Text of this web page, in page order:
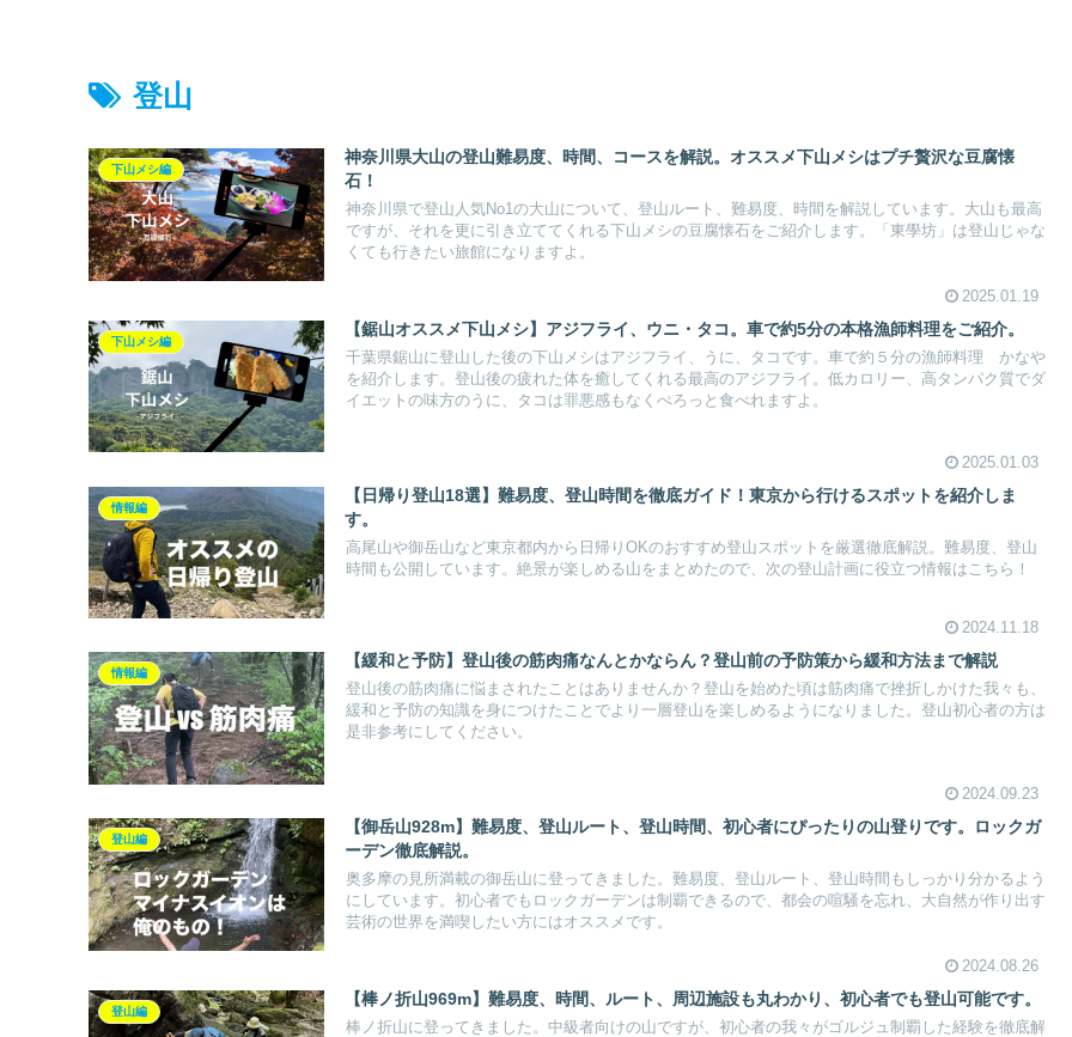
登山
下山メシ編
神奈川県大山の登山難易度、時間、コースを解説。オススメ下山メシはプチ贅沢な豆腐懐
石！
神奈川県で登山人気No1の大山について、登山ルート、難易度、時間を解説しています。大山も最高
ですが、それを更に引き立ててくれる下山メシの豆腐懐石をご紹介します。「東學坊」は登山じゃな
くても行きたい旅館になりますよ。
2025.01.19
下山メシ編
【鋸山オススメ下山メシ】アジフライ、ウニ・タコ。車で約5分の本格漁師料理をご紹介。
千葉県鋸山に登山した後の下山メシはアジフライ、うに、タコです。車で約５分の漁師料理 かなや
を紹介します。登山後の疲れた体を癒してくれる最高のアジフライ。低カロリー、高タンパク質でダ
イエットの味方のうに、タコは罪悪感もなくぺろっと食べれますよ。
2025.01.03
情報編
【日帰り登山18選】難易度、登山時間を徹底ガイド！東京から行けるスポットを紹介しま
す。
高尾山や御岳山など東京都内から日帰りOKのおすすめ登山スポットを厳選徹底解説。難易度、登山
時間も公開しています。絶景が楽しめる山をまとめたので、次の登山計画に役立つ情報はこちら！
2024.11.18
情報編
【緩和と予防】登山後の筋肉痛なんとかならん？登山前の予防策から緩和方法まで解説
登山後の筋肉痛に悩まされたことはありませんか？登山を始めた頃は筋肉痛で挫折しかけた我々も、
緩和と予防の知識を身につけたことでより一層登山を楽しめるようになりました。登山初心者の方は
是非参考にしてください。
2024.09.23
登山編
【御岳山928m】難易度、登山ルート、登山時間、初心者にぴったりの山登りです。ロックガ
ーデン徹底解説。
奥多摩の見所満載の御岳山に登ってきました。難易度、登山ルート、登山時間もしっかり分かるよう
にしています。初心者でもロックガーデンは制覇できるので、都会の喧騒を忘れ、大自然が作り出す
芸術の世界を満喫したい方にはオススメです。
2024.08.26
登山編
【棒ノ折山969m】難易度、時間、ルート、周辺施設も丸わかり、初心者でも登山可能です。
棒ノ折山に登ってきました。中級者向けの山ですが、初心者の我々がゴルジュ制覇した経験を徹底解